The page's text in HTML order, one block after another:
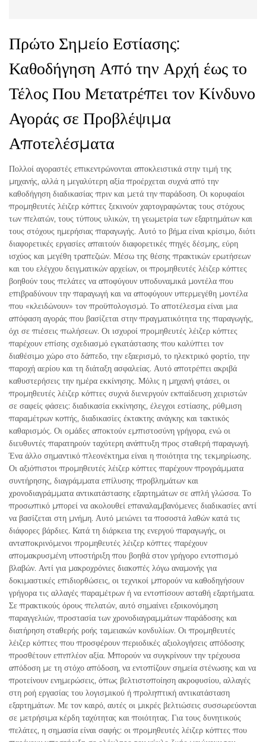
Πρώτο Σημείο Εστίασης:
Καθοδήγηση Από την Αρχή έως το
Τέλος Που Μετατρέπει τον Κίνδυνο
Αγοράς σε Προβλέψιμα
Αποτελέσματα
Πολλοί αγοραστές επικεντρώνονται αποκλειστικά στην τιμή της
μηχανής, αλλά η μεγαλύτερη αξία προέρχεται συχνά από την
καθοδήγηση διαδικασίας πριν και μετά την παράδοση. Οι κορυφαίοι
προμηθευτές λέιζερ κόπτες ξεκινούν χαρτογραφώντας τους στόχους
των πελατών, τους τύπους υλικών, τη γεωμετρία των εξαρτημάτων και
τους στόχους ημερήσιας παραγωγής. Αυτό το βήμα είναι κρίσιμο, διότι
διαφορετικές εργασίες απαιτούν διαφορετικές πηγές δέσμης, εύρη
ισχύος και μεγέθη τραπεζιών. Μέσω της θέσης πρακτικών ερωτήσεων
και του ελέγχου δειγματικών αρχείων, οι προμηθευτές λέιζερ κόπτες
βοηθούν τους πελάτες να αποφύγουν υποδυναμικά μοντέλα που
επιβραδύνουν την παραγωγή και να αποφύγουν υπερμεγέθη μοντέλα
που «κλειδώνουν» τον προϋπολογισμό. Το αποτέλεσμα είναι μια
απόφαση αγοράς που βασίζεται στην πραγματικότητα της παραγωγής,
όχι σε πιέσεις πωλήσεων. Οι ισχυροί προμηθευτές λέιζερ κόπτες
παρέχουν επίσης σχεδιασμό εγκατάστασης που καλύπτει τον
διαθέσιμο χώρο στο δάπεδο, την εξαερισμό, το ηλεκτρικό φορτίο, την
παροχή αερίου και τη διάταξη ασφαλείας. Αυτό αποτρέπει ακριβά
καθυστερήσεις την ημέρα εκκίνησης. Μόλις η μηχανή φτάσει, οι
προμηθευτές λέιζερ κόπτες συχνά διενεργούν εκπαίδευση χειριστών
σε σαφείς φάσεις: διαδικασία εκκίνησης, έλεγχοι εστίασης, ρύθμιση
παραμέτρων κοπής, διαδικασίες έκτακτης ανάγκης και τακτικός
καθαρισμός. Οι ομάδες αποκτούν εμπιστοσύνη γρήγορα, ενώ οι
διευθυντές παρατηρούν ταχύτερη ανάπτυξη προς σταθερή παραγωγή.
Ένα άλλο σημαντικό πλεονέκτημα είναι η ποιότητα της τεκμηρίωσης.
Οι αξιόπιστοι προμηθευτές λέιζερ κόπτες παρέχουν προγράμματα
συντήρησης, διαγράμματα επίλυσης προβλημάτων και
χρονοδιαγράμματα αντικατάστασης εξαρτημάτων σε απλή γλώσσα. Το
προσωπικό μπορεί να ακολουθεί επαναλαμβανόμενες διαδικασίες αντί
να βασίζεται στη μνήμη. Αυτό μειώνει τα ποσοστά λαθών κατά τις
διάφορες βάρδιες. Κατά τη διάρκεια της ενεργού παραγωγής, οι
ανταποκρινόμενοι προμηθευτές λέιζερ κόπτες παρέχουν
απομακρυσμένη υποστήριξη που βοηθά στον γρήγορο εντοπισμό
βλαβών. Αντί για μακροχρόνιες διακοπές λόγω αναμονής για
δοκιμαστικές επιδιορθώσεις, οι τεχνικοί μπορούν να καθοδηγήσουν
γρήγορα τις αλλαγές παραμέτρων ή να εντοπίσουν ασταθή εξαρτήματα.
Σε πρακτικούς όρους πελατών, αυτό σημαίνει εξοικονόμηση
παραγγελιών, προστασία των χρονοδιαγραμμάτων παράδοσης και
διατήρηση σταθερής ροής ταμειακών κονδυλίων. Οι προμηθευτές
λέιζερ κόπτες που προσφέρουν περιοδικές αξιολογήσεις απόδοσης
προσθέτουν επιπλέον αξία. Μπορούν να συγκρίνουν την τρέχουσα
απόδοση με τη στόχο απόδοση, να εντοπίζουν σημεία στένωσης και να
προτείνουν ενημερώσεις, όπως βελτιστοποίηση ακροφυσίου, αλλαγές
στη ροή εργασίας του λογισμικού ή προληπτική αντικατάσταση
εξαρτημάτων. Με τον καιρό, αυτές οι μικρές βελτιώσεις συσσωρεύονται
σε μετρήσιμα κέρδη ταχύτητας και ποιότητας. Για τους δυνητικούς
πελάτες, η σημασία είναι σαφής: οι προμηθευτές λέιζερ κόπτες που